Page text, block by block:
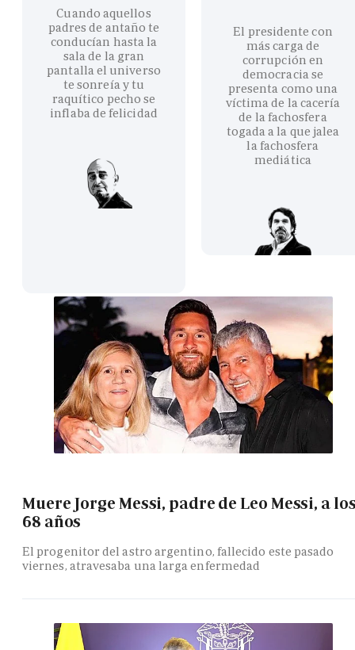
Cuando aquellos
padres de antaño te
conducían hasta la
sala de la gran
pantalla el universo
te sonreía y tu
raquítico pecho se
inflaba de felicidad
El presidente con
más carga de
corrupción en
democracia se
presenta como una
víctima de la cacería
de la fachosfera
togada a la que jalea
la fachosfera
mediática
Muere Jorge Messi, padre de Leo Messi, a
68 años
El progenitor del astro argentino, fallecido este pasado
viernes, atravesaba una larga enfermedad